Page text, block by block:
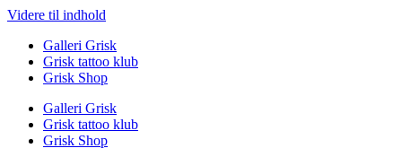
Videre til indhold
Galleri Grisk
Grisk tattoo klub
Grisk Shop
Galleri Grisk
Grisk tattoo klub
Grisk Shop